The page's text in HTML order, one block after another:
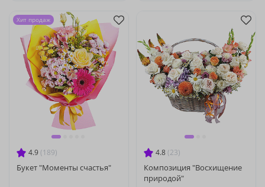
4.9 (189)
Букет "Моменты счастья"
Хит продаж
4.8 (23)
Композиция "Восхищение
природой"